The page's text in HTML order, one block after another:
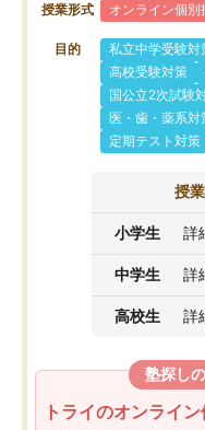
授業形式 オンライン個別
目的 私立中学受験対
高校受験対策
国公立2次試験
医・歯・薬系対
定期テスト対策
授
小学生 詳
中学生 詳
高校生 詳
塾探し
トライのオンライ